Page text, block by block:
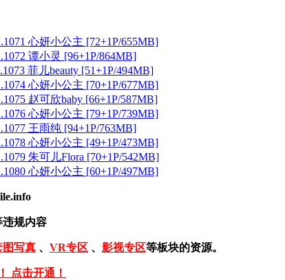
心妍小公主 [72+1P/655MB]
谭小灵 [96+1P/864MB]
菲儿beauty [51+1P/494MB]
心妍小公主 [70+1P/677MB]
赵可欣baby [66+1P/587MB]
心妍小公主 [79+1P/739MB]
王雨纯 [94+1P/763MB]
心妍小公主 [49+1P/473MB]
朱可儿Flora [70+1P/542MB]
心妍小公主 [60+1P/497MB]
违规内容
图写真 、 VR专区 、 影视专区等板块的资源。
点击开通！